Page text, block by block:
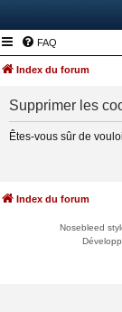
FAQ
Index du forum
Supprimer les
Êtes-vous sûr de
Index du forum
Nosebleed